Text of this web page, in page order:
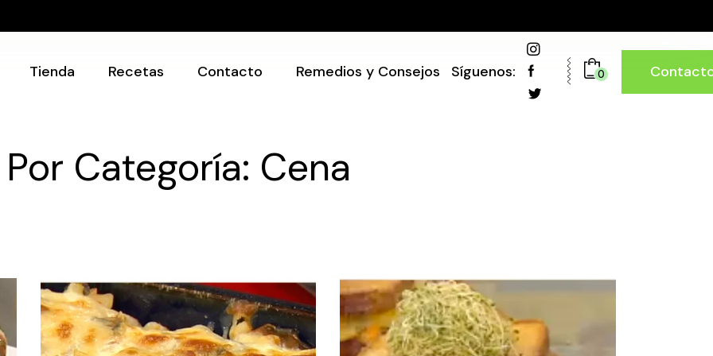
Tienda
Utensilios
Recetas Contacto Remedios y Consejos Síguenos: 0
Por Categoría: Cena